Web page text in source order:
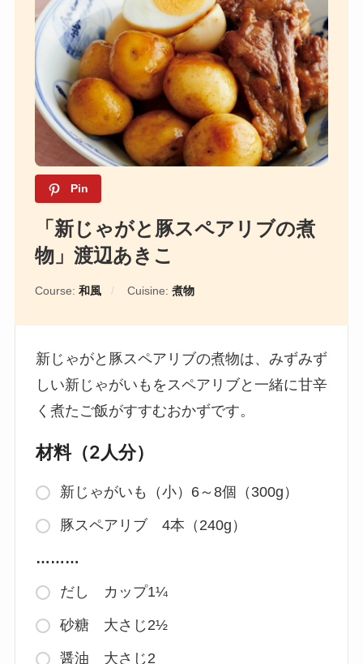
Pin
「新じゃがと豚スペアリブの煮
物」渡辺あきこ
Course: 和風 Cuisine: 煮物
新じゃがと豚スペアリブの煮物は、みずみず
しい新じゃがいもをスペアリブと一緒に甘辛
く煮たご飯がすすむおかずです。
材料（2人分）
新じゃがいも（小）6～8個（300g）
豚スペアリブ 4本（240g）
………
だし カップ1¼
砂糖 大さじ2½
醤油 大さじ2